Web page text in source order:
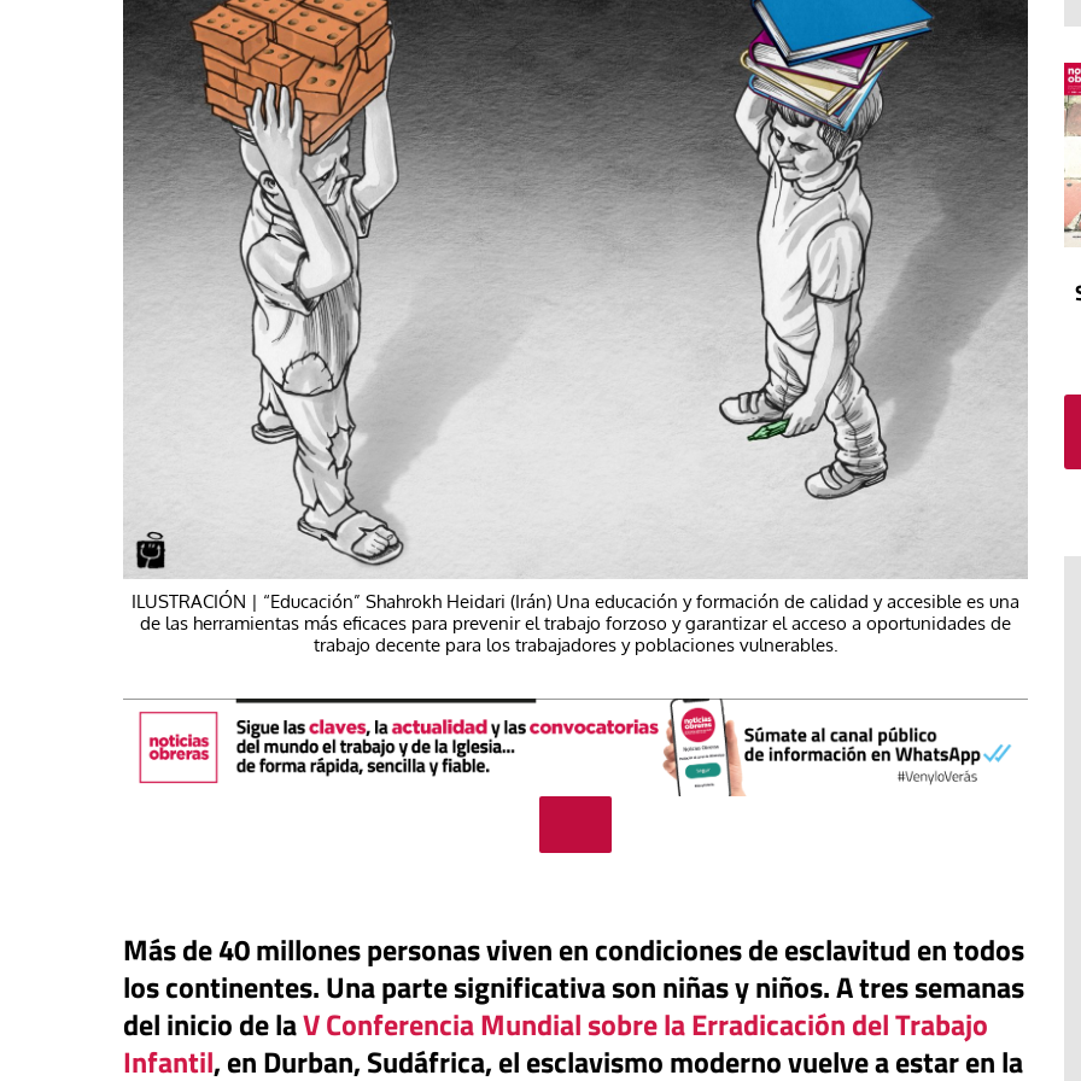
La mundialización
El amor en el mundo
Los empobrecidos por el
mundo
Radio — Mundo obrero hoy
Vidas precarias
Cine
Dos minutos
Aplicaciones
Música
Poesía
Relato
In memoriam
Tribuna
Blog Sembrando sueños,
recogiendo humanidad
Blog Mensajes guardados
La columna
ILUSTRACIÓN | “Educación” Shahrokh Heidari (Irán) Una educación y formación de calidad y accesible es una
de las herramientas más eficaces para prevenir el trabajo forzoso y garantizar el acceso a oportunidades de
trabajo decente para los trabajadores y poblaciones vulnerables.
Más de 40 millones personas viven en condiciones de esclavitud en todos
los continentes. Una parte significativa son niñas y niños. A tres semanas
del inicio de laV Conferencia Mundial sobre la Erradicación del Trabajo
Infantil, en Durban, Sudáfrica, el esclavismo moderno vuelve a estar en la
Fronteras eleva a
víctimas de la crisis
en Ceuta
#EstáPasando
Enrique Angelelli, el obispo
asesinado hace 50 años
Pastoral de Migraciones pide una
respuesta urgente para más de
1.000 menores que permanecen
en Ceuta